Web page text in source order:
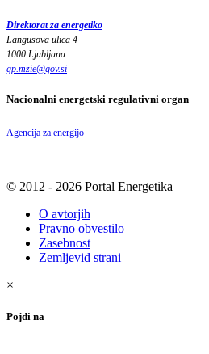
Direktorat za energetiko
Langusova ulica 4
1000 Ljubljana
gp.mzie@gov.si
Nacionalni energetski regulativni organ
Agencija za energijo
© 2012 - 2026 Portal Energetika
O avtorjih
Pravno obvestilo
Zasebnost
Zemljevid strani
×
Pojdi na